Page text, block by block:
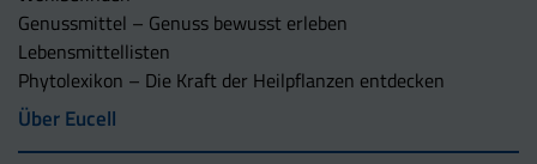
Genussmittel – Genuss bewusst erleben
Lebensmittellisten
Phytolexikon – Die Kraft der Heilpflanzen entdecken
Über Eucell